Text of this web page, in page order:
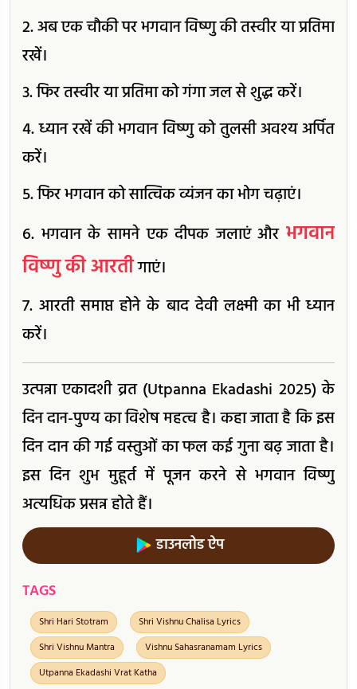
2. अब एक चौकी पर भगवान विष्णु की तस्वीर या प्रतिमा
रखें।
3. फिर तस्वीर या प्रतिमा को गंगा जल से शुद्ध करें।
4. ध्यान रखें की भगवान विष्णु को तुलसी अवश्य अर्पित
करें।
5. फिर भगवान को सात्विक व्यंजन का भोग चढ़ाएं।
6. भगवान के सामने एक दीपक जलाएं और भगवान
विष्णु की आरतीगाएं।
7. आरती समाप्त होने के बाद देवी लक्ष्मी का भी ध्यान
करें।
उत्पन्ना एकादशी व्रत (Utpanna Ekadashi 2025) के
दिन दान-पुण्य का विशेष महत्व है। कहा जाता है कि इस
दिन दान की गई वस्तुओं का फल कई गुना बढ़ जाता है।
इस दिन शुभ मुहूर्त में पूजन करने से भगवान विष्णु
अत्यधिक प्रसन्न होते हैं।
डाउनलोड ऐप
TAGS
Shri Hari Stotram
Shri Vishnu Chalisa Lyrics
Shri Vishnu Mantra
Vishnu Sahasranamam Lyrics
Utpanna Ekadashi Vrat Katha